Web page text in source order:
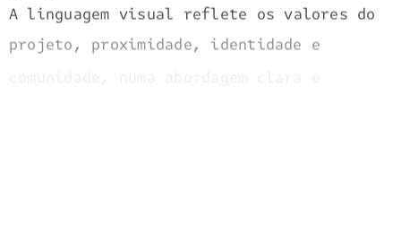
A linguagem visual reflete os valores do
projeto, proximidade, identidade e